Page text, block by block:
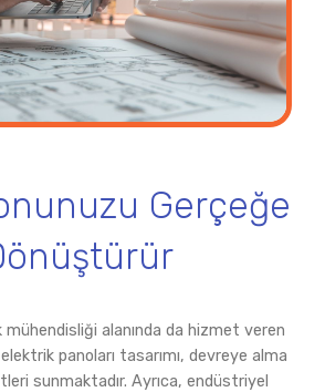
Gerçeğe
alanında da hizmet veren
panoları tasarımı, devreye alma
sunmaktadır. Ayrıca, endüstriyel